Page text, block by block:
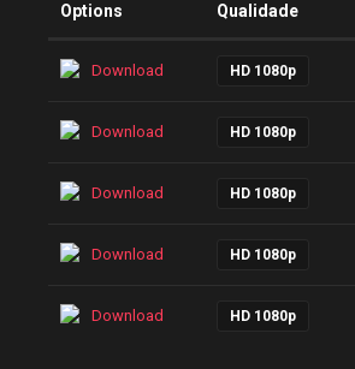
Options Qualidade
Download HD 1080p
Download HD 1080p
Download HD 1080p
Download HD 1080p
Download HD 1080p